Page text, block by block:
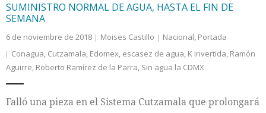
Colaboradores
SUMINISTRO NORMAL DE AGUA, HASTA EL FIN DE
SEMANA
6 de noviembre de 2018 Moises Castillo Nacional, Portada
Conagua, Cutzamala, Edomex, escasez de agua, K invertida, Ramón
Aguirre, Roberto Ramírez de la Parra, Sin agua la CDMX
Falló una pieza en el Sistema Cutzamala que prolongará